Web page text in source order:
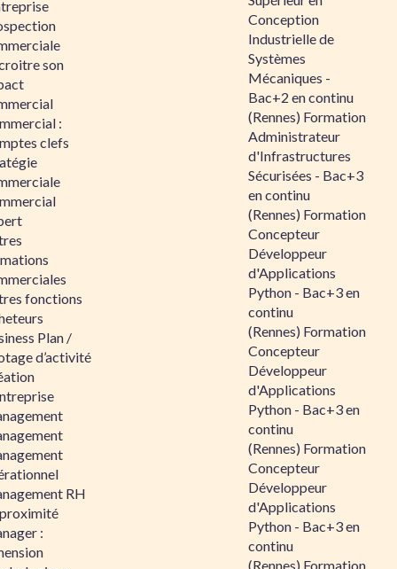
son
:
clefs
fonctions
Plan /
d’activité
RH
:
Conception
Industrielle de
Systèmes
Mécaniques -
Bac+2 en continu
(Rennes) Formation
Administrateur
d'Infrastructures
Sécurisées - Bac+3
en continu
(Rennes) Formation
Concepteur
Développeur
d'Applications
Python - Bac+3 en
continu
(Rennes) Formation
Concepteur
Développeur
d'Applications
Python - Bac+3 en
continu
(Rennes) Formation
Concepteur
Développeur
d'Applications
Python - Bac+3 en
continu
(Rennes) Formation